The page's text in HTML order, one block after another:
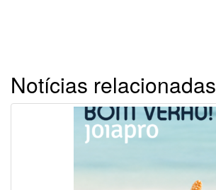
Notícias relacionadas